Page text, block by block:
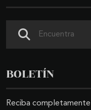
BOLETÍN
Reciba